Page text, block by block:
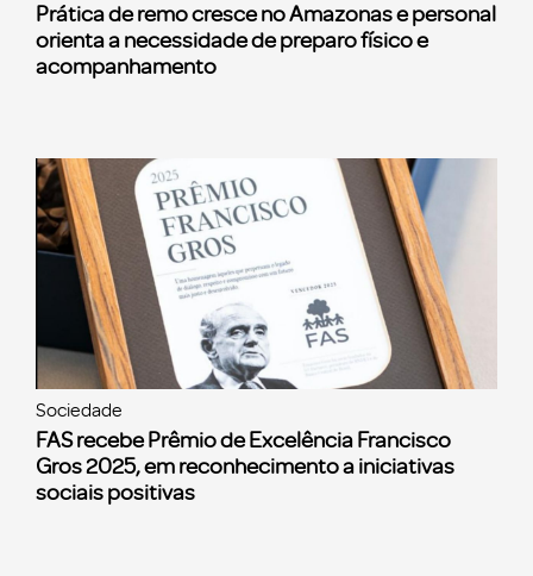
Prática de remo cresce no Amazonas e personal
orienta a necessidade de preparo físico e
acompanhamento
Sociedade
FAS recebe Prêmio de Excelência Francisco
Gros 2025, em reconhecimento a iniciativas
sociais positivas